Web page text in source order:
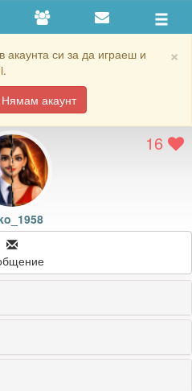
×
си за да играеш и
Нямам акаунт
16